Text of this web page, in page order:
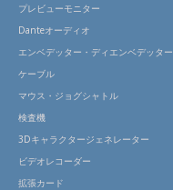
プレビューモニター
Danteオーディオ
エンベデッター・ディエンベデッター
ケーブル
マウス・ジョグシャトル
検査機
3Dキャラクタージェネレーター
ビデオレコーダー
拡張カード